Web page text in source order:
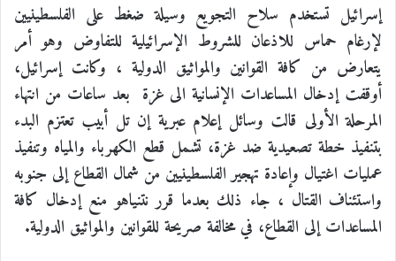
إسرائيل تستخدم سلاح التجويع وسيلة ضغط على الفلسطينيين
لإرغام حماس للاذعان للشروط الإسرائيلية للتفاوض وهو أمر
يتعارض من كافة القوانين والمواثيق الدولية ، وكانت إسرائيل،
أوقفت إدخال المساعدات الإنسانية الى غزة بعد ساعات من انتهاء
المرحلة الأولى قالت وسائل إعلام عبرية إن تل أبيب تعتزم البدء
بتنفيذ خطة تصعيدية ضد غزة، تشمل قطع الكهرباء والمياه وتنفيذ
عمليات اغتيال وإعادة تهجير الفلسطينيين من شمال القطاع إلى جنوبه
واستئناف القتال ، جاء ذلك بعدما قرر نتنياهو منع إدخال كافة
المساعدات إلى القطاع، في مخالفة صريحة للقوانين والمواثيق الدولية.